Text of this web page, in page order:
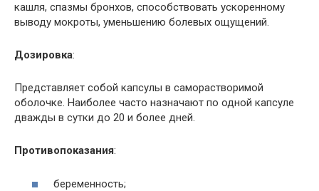
кашля, спазмы бронхов, способствовать ускоренному
выводу мокроты, уменьшению болевых ощущений.
Дозировка:
Представляет собой капсулы в саморастворимой
оболочке. Наиболее часто назначают по одной капсуле
дважды в сутки до 20 и более дней.
Противопоказания:
беременность;